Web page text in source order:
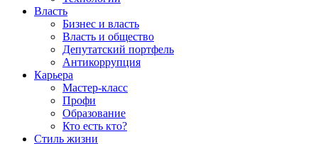
Власть
Бизнес и власть
Власть и общество
Депутатский портфель
Антикоррупция
Карьера
Мастер-класс
Профи
Образование
Кто есть кто?
Стиль жизни